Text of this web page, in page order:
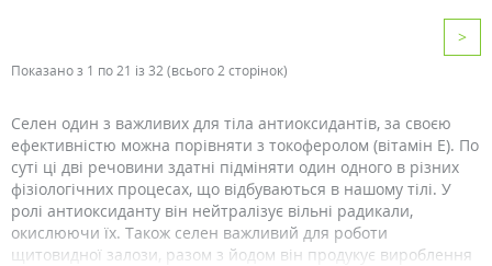
>
Показано з 1 по 21 із 32 (всього 2 сторінок)
Селен один з важливих для тіла антиоксидантів, за своєю
ефективністю можна порівняти з токоферолом (вітамін E). По
суті ці дві речовини здатні підміняти один одного в різних
фізіологічних процесах, що відбуваються в нашому тілі. У
ролі антиоксиданту він нейтралізує вільні радикали,
окислюючи їх. Також селен важливий для роботи
щитовидної залози, разом з йодом він продукує вироблення